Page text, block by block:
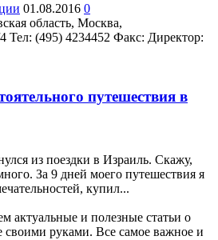
01.08.2016 0
область, Москва,
Teл: (495) 4234452 Факс: Директор:
путешествия в
из поездки в Израиль. Скажу,
За 9 дней моего путешествия я
купил...
актуальные и полезные статьи о
своими руками. Все самое важное и